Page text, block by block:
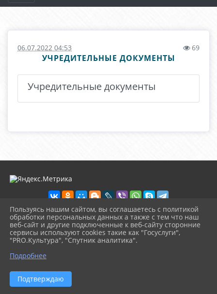
06.07.2022 04:53 69
УЧРЕДИТЕЛЬНЫЕ ДОКУМЕНТЫ
Учредительные документы
2026 г. ckd-urg.ru
Вход
Карта сайта
Политика обработки персональных данных
Сделано на KubCMS
Разработка и поддержка
Пользуясь нашим сайтом, вы соглашаетесь с политикой
обработки персональных данных а также с тем что наш
веб-сайт и другие подключенные к веб-сайту сторонние
сервисы используют cookies такие как "Госуслуги",
"PRO.Культура", "Спутник аналитика".
Подробнее
Подтверждаю